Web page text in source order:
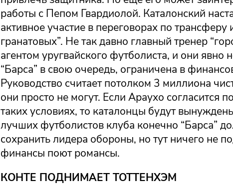
работы с Пепом Гвардиолой. Каталонский
активное участие в переговорах по трансферу
гранатовых”. Не так давно главный тренер
агентом уругвайского футболиста, и они явно
“Барса” в свою очередь, ограничена в
Руководство считает потолком 3 миллиона
они просто не могут. Если Араухо согласится
таких условиях, то каталонцы будут
лучших футболистов клуба конечно “Барса”
сохранить лидера обороны, но тут ничего не
финансы поют романсы.
КОНТЕ ПОДНИМАЕТ ТОТТЕНХЭМ